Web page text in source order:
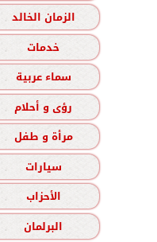
الزمان الخالد
خدمات
سماء عربية
رؤى و أحلام
مرأة و طفل
سيارات
الأحزاب
البرلمان